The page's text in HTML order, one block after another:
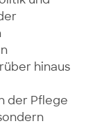
hinaus
der Pflege